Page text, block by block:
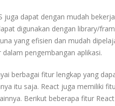
juga dapat dengan mudah bekerja
digunakan dengan library/
yang efisien dan mudah
dalam pengembangan aplikasi.
berbagai fitur lengkap yang
itu saja. React juga memiliki
Berikut beberapa fitur